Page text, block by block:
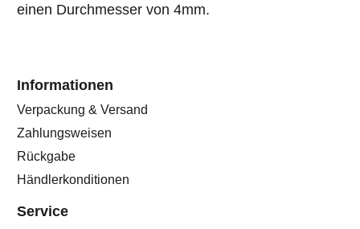
einen Durchmesser von 4mm.
Informationen
Verpackung & Versand
Zahlungsweisen
Rückgabe
Händlerkonditionen
Service